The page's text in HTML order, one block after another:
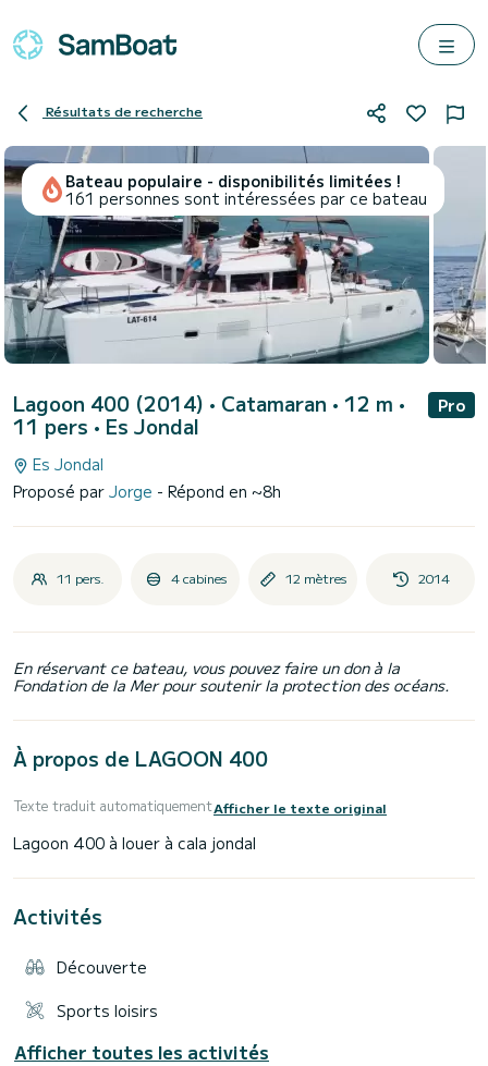
Résultats de recherche
Bateau populaire - disponibilités limitées !
161 personnes sont intéressées par ce bateau
Lagoon 400 (2014) • Catamaran • 12 m •
11 pers • Es Jondal
Pro
Es Jondal
Proposé par Jorge - Répond en ~8h
11 pers. 4 cabines 12 mètres 2014
En réservant ce bateau, vous pouvez faire un don à la
Fondation de la Mer pour soutenir la protection des océans.
À propos de LAGOON 400
Texte traduit automatiquementAfficher le texte original
Activités
Découverte
Sports loisirs
Afficher toutes les activités